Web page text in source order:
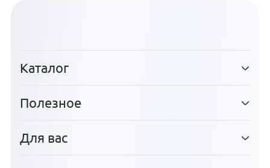
Каталог
Полезное
Для вас